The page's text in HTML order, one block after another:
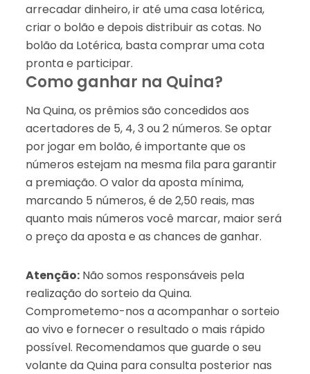
arrecadar dinheiro, ir até uma casa lotérica,
criar o bolão e depois distribuir as cotas. No
bolão da Lotérica, basta comprar uma cota
pronta e participar.
Como ganhar na Quina?
Na Quina, os prêmios são concedidos aos
acertadores de 5, 4, 3 ou 2 números. Se optar
por jogar em bolão, é importante que os
números estejam na mesma fila para garantir
a premiação. O valor da aposta mínima,
marcando 5 números, é de 2,50 reais, mas
quanto mais números você marcar, maior será
o preço da aposta e as chances de ganhar.
Atenção:Não somos responsáveis pela
realização do sorteio da Quina.
Comprometemo-nos a acompanhar o sorteio
ao vivo e fornecer o resultado o mais rápido
possível. Recomendamos que guarde o seu
volante da Quina para consulta posterior nas